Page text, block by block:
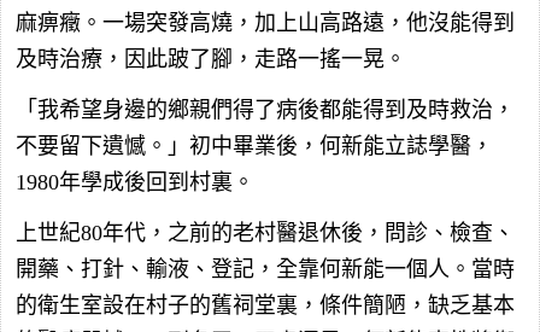
麻痹癥。一場突發高燒，加上山高路遠，他沒能得到
及時治療，因此跛了腳，走路一搖一晃。
「我希望身邊的鄉親們得了病後都能得到及時救治，
不要留下遺憾。」初中畢業後，何新能立誌學醫，
1980年學成後回到村裏。
上世紀80年代，之前的老村醫退休後，問診、檢查、
開藥、打針、輸液、登記，全靠何新能一個人。當時
的衛生室設在村子的舊祠堂裏，條件簡陋，缺乏基本